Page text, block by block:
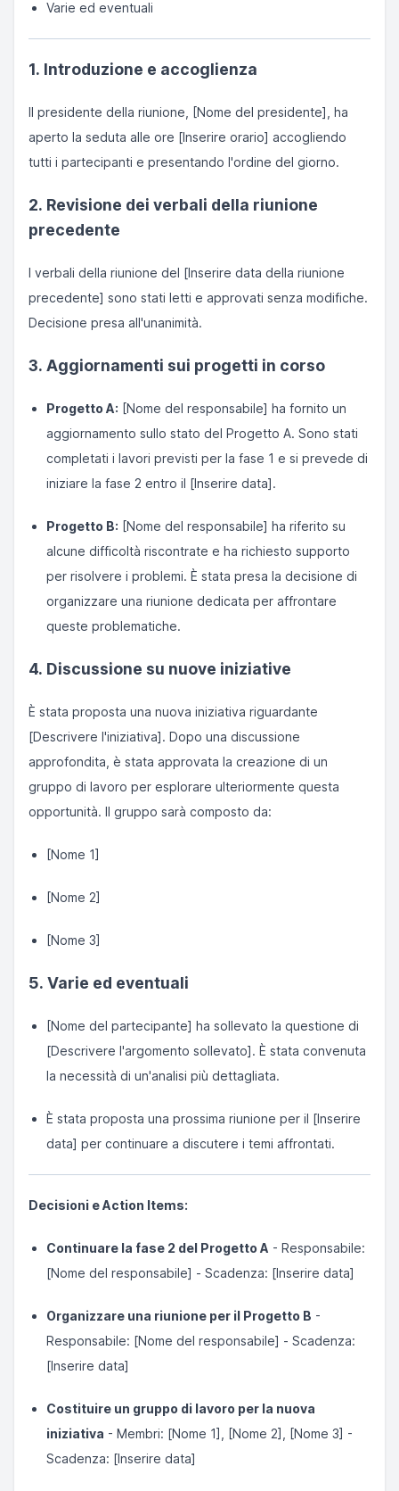
Varie ed eventuali
1. Introduzione e accoglienza
Il presidente della riunione, [Nome del presidente], ha
aperto la seduta alle ore [Inserire orario] accogliendo
tutti i partecipanti e presentando l'ordine del giorno.
2. Revisione dei verbali della riunione
precedente
I verbali della riunione del [Inserire data della riunione
precedente] sono stati letti e approvati senza modifiche.
Decisione presa all'unanimità.
3. Aggiornamenti sui progetti in corso
Progetto A: [Nome del responsabile] ha fornito un
aggiornamento sullo stato del Progetto A. Sono stati
completati i lavori previsti per la fase 1 e si prevede di
iniziare la fase 2 entro il [Inserire data].
Progetto B: [Nome del responsabile] ha riferito su
alcune difficoltà riscontrate e ha richiesto supporto
per risolvere i problemi. È stata presa la decisione di
organizzare una riunione dedicata per affrontare
queste problematiche.
4. Discussione su nuove iniziative
È stata proposta una nuova iniziativa riguardante
[Descrivere l'iniziativa]. Dopo una discussione
approfondita, è stata approvata la creazione di un
gruppo di lavoro per esplorare ulteriormente questa
opportunità. Il gruppo sarà composto da:
[Nome 1]
[Nome 2]
[Nome 3]
5. Varie ed eventuali
[Nome del partecipante] ha sollevato la questione di
[Descrivere l'argomento sollevato]. È stata convenuta
la necessità di un'analisi più dettagliata.
È stata proposta una prossima riunione per il [Inserire
data] per continuare a discutere i temi affrontati.
Decisioni e Action Items:
Continuare la fase 2 del Progetto A - Responsabile:
[Nome del responsabile] - Scadenza: [Inserire data]
Organizzare una riunione per il Progetto B -
Responsabile: [Nome del responsabile] - Scadenza:
[Inserire data]
Costituire un gruppo di lavoro per la nuova
iniziativa - Membri: [Nome 1], [Nome 2], [Nome 3] -
Scadenza: [Inserire data]